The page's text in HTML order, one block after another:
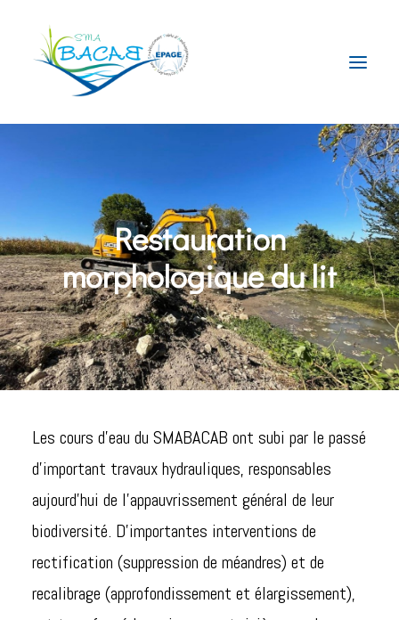
La compétence GEMAPI
Le Territoire
Nos Actions
Actualités
Contact
Restauration
morphologique du lit
Les cours d’eau du SMABACAB ont subi par le passé
d’important travaux hydrauliques, responsables
aujourd’hui de l’appauvrissement général de leur
biodiversité. D’importantes interventions de
rectification (suppression de méandres) et de
recalibrage (approfondissement et élargissement),